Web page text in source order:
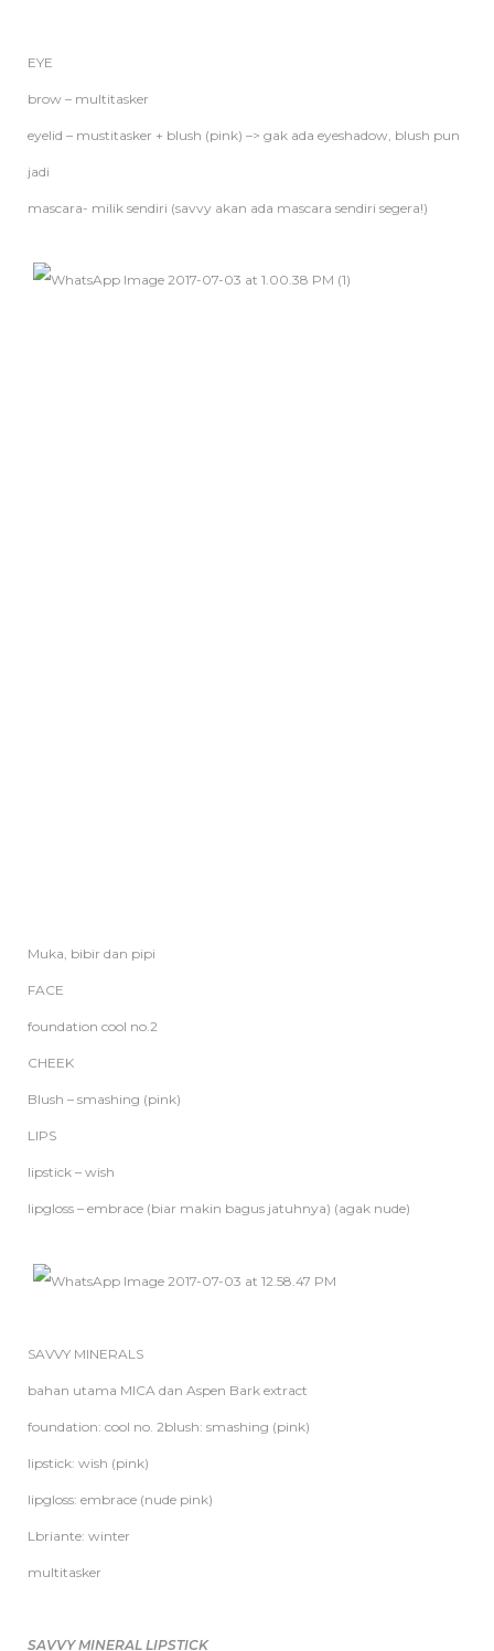
EYE
brow – multitasker
eyelid – mustitasker + blush (pink) –> gak ada eyeshadow, blush pun
jadi
mascara- milik sendiri (savvy akan ada mascara sendiri segera!)
Muka, bibir dan pipi
FACE
foundation cool no.2
CHEEK
Blush – smashing (pink)
LIPS
lipstick – wish
lipgloss – embrace (biar makin bagus jatuhnya) (agak nude)
SAVVY MINERALS
bahan utama MICA dan Aspen Bark extract
foundation: cool no. 2blush: smashing (pink)
lipstick: wish (pink)
lipgloss: embrace (nude pink)
Lbriante: winter
multitasker
SAVVY MINERAL LIPSTICK